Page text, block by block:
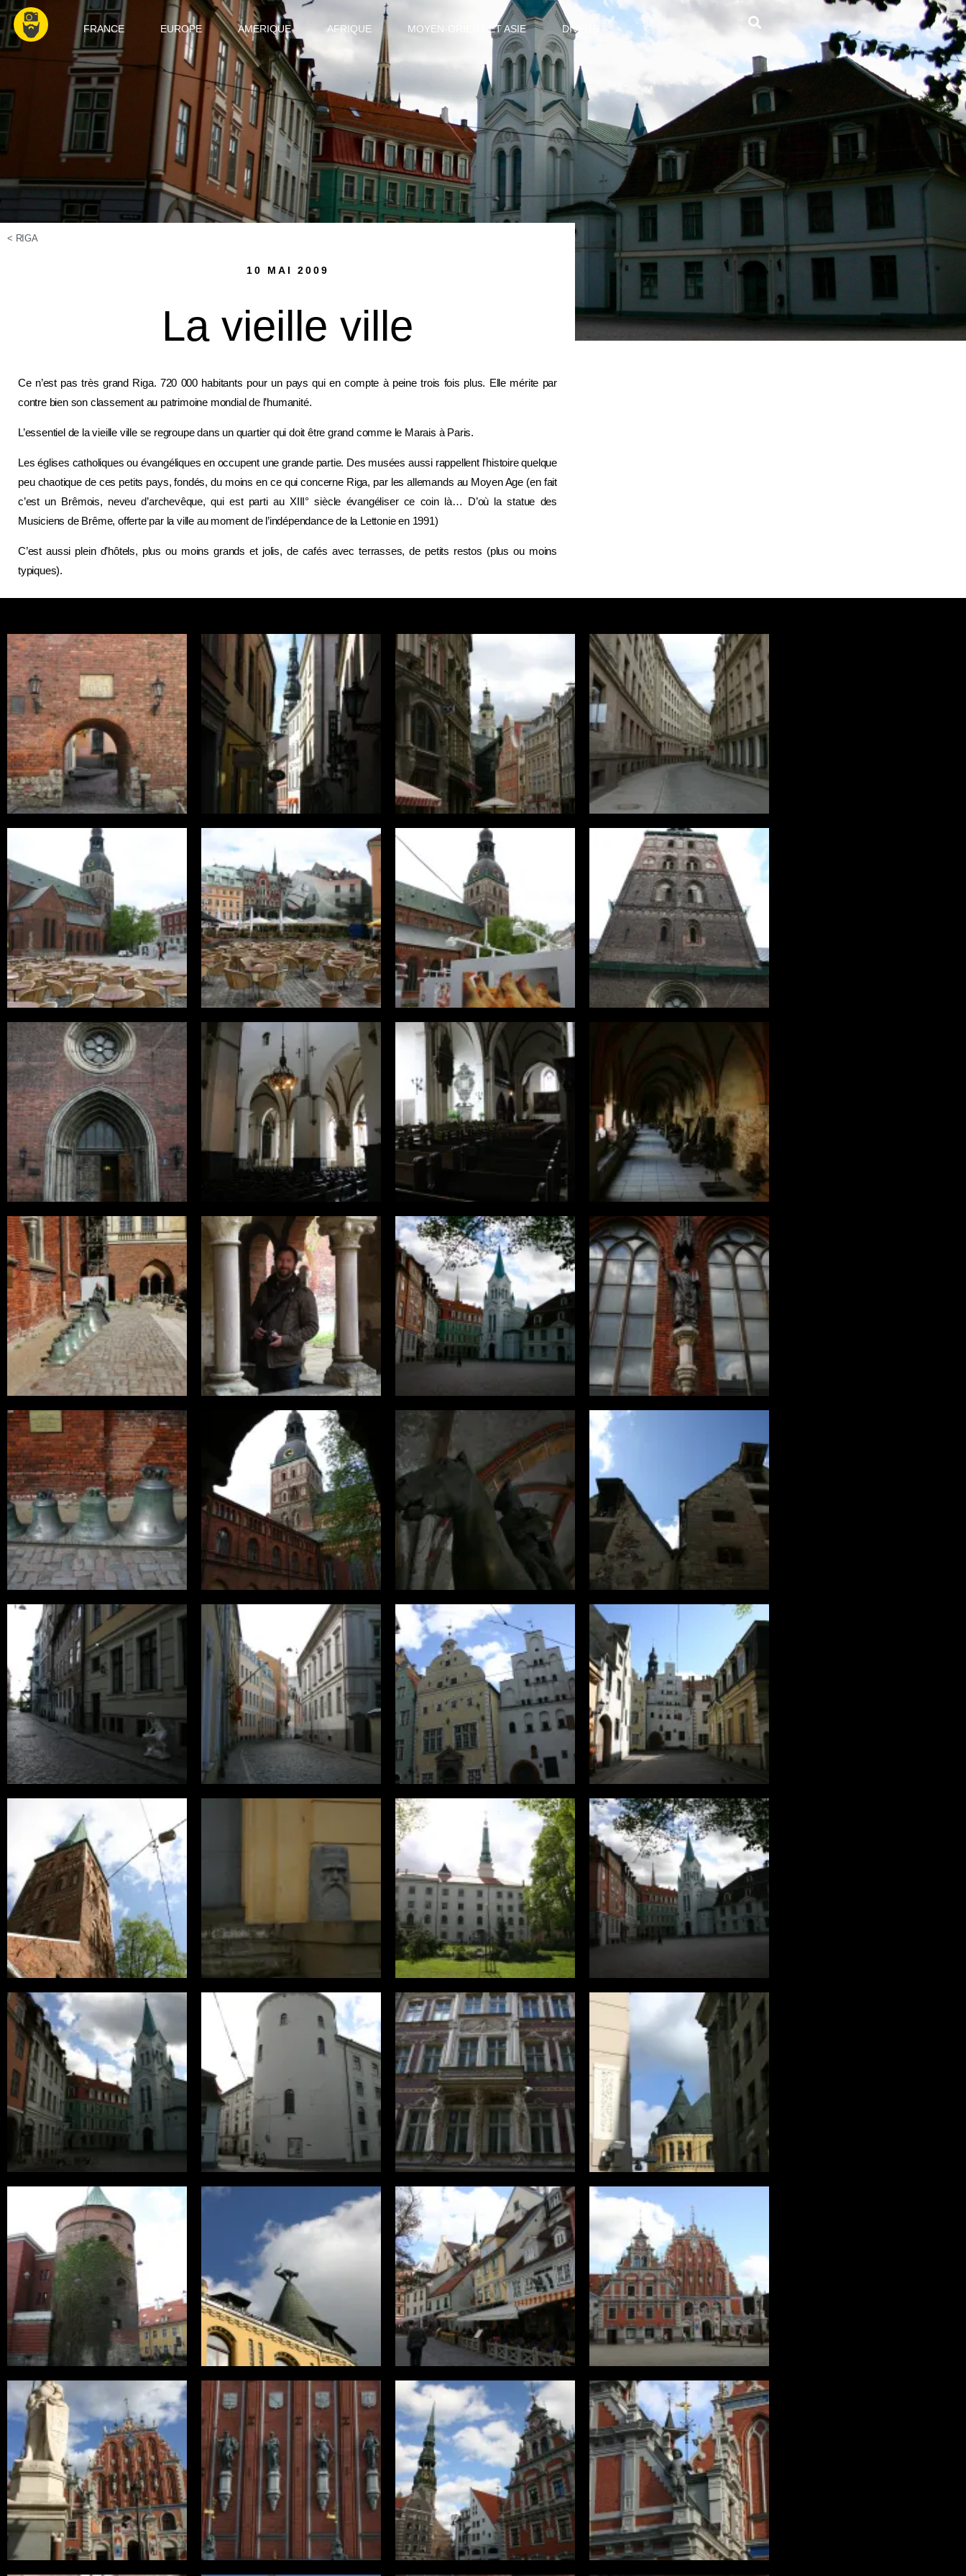
FRANCE EUROPE AMERIQUE AFRIQUE MOYEN-ORIENT ET ASIE DIVERS
< RIGA
10 MAI 2009
La vieille ville
Ce n’est pas très grand Riga. 720 000 habitants pour un pays qui en compte à peine trois fois plus. Elle mérite par
contre bien son classement au patrimoine mondial de l’humanité.
L’essentiel de la vieille ville se regroupe dans un quartier qui doit être grand comme le Marais à Paris.
Les églises catholiques ou évangéliques en occupent une grande partie. Des musées aussi rappellent l’histoire quelque
peu chaotique de ces petits pays, fondés, du moins en ce qui concerne Riga, par les allemands au Moyen Age (en fait
c’est un Brêmois, neveu d’archevêque, qui est parti au XIII° siècle évangéliser ce coin là… D’où la statue des
Musiciens de Brême, offerte par la ville au moment de l’indépendance de la Lettonie en 1991)
C’est aussi plein d’hôtels, plus ou moins grands et jolis, de cafés avec terrasses, de petits restos (plus ou moins
typiques).